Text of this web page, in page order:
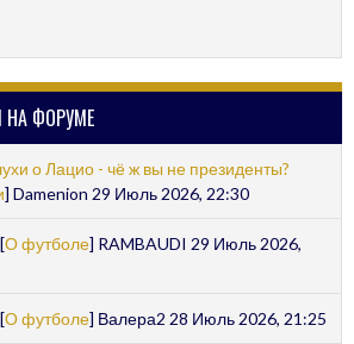
ФОРУМЕ
о Лацио - чё ж вы не президенты?
] Damenion 29 Июль 2026, 22:30
[О футболе] RAMBAUDI 29 Июль 2026,
[О футболе] Валера2 28 Июль 2026, 21:25